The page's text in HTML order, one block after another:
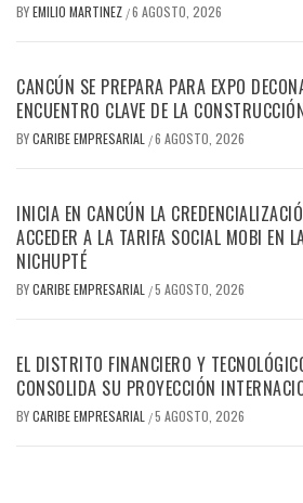
BYEMILIO MARTINEZ /6 AGOSTO, 2026
CANCÚN SE PREPARA PARA EXPO
ENCUENTRO CLAVE DE LA
BYCARIBE EMPRESARIAL /6 AGOSTO, 2026
INICIA EN CANCÚN LA
ACCEDER A LA TARIFA SOCIAL MOBI EN
NICHUPTÉ
BYCARIBE EMPRESARIAL /5 AGOSTO, 2026
EL DISTRITO FINANCIERO Y
CONSOLIDA SU PROYECCIÓN
BYCARIBE EMPRESARIAL /5 AGOSTO, 2026